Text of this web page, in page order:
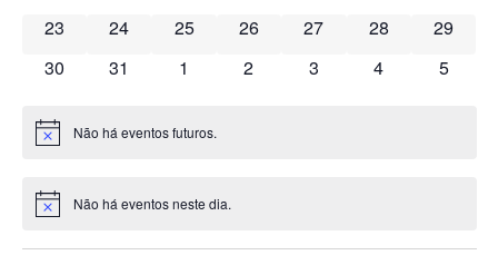
0 eventos
23 0 eventos
24 0 eventos
25 0 eventos
26 0 eventos
27 0 eventos
28 0
29
0 eventos
30 0 eventos
31 0 eventos
1 0 eventos
2 0 eventos
3 0 eventos
4 0
5
Notice Não há eventos futuros.
Notice Não há eventos neste dia.